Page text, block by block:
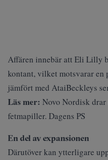
Affären innebär att Eli Lilly
kontant, vilket motsvarar en
jämfört med AtaiBeckleys
Läs mer: Novo Nordisk
fetmapiller. Dagens PS
En del av expansionen
Därutöver kan ytterligare